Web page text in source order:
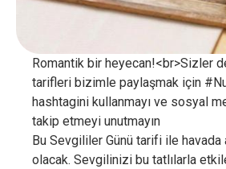
Romantik bir heyecan!<br>Sizler
tarifleri bizimle paylaşmak için
hashtagini kullanmayı ve sosyal
takip etmeyi unutmayın
Bu Sevgililer Günü tarifi ile havada
olacak. Sevgilinizi bu tatlılarla